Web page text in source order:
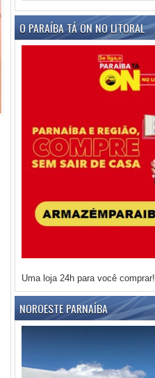
O PARAÍBA TÁ ON NO LITORAL
Uma loja 24h para você comprar!
NOROESTE PARNAÍBA